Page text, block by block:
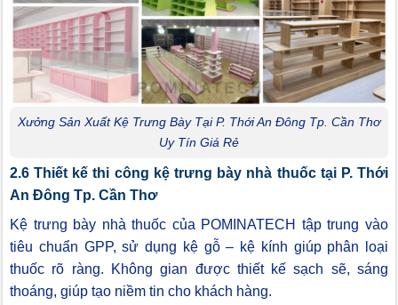
Xưởng Sản Xuất Kệ Trưng Bày Tại P. Thới An Đông Tp. Cần Thơ
Uy Tín Giá Rẻ
2.6 Thiết kế thi công kệ trưng bày nhà thuốc tại P. Thới
An Đông Tp. Cần Thơ
Kệ trưng bày nhà thuốc của POMINATECH tập trung vào
tiêu chuẩn GPP, sử dụng kệ gỗ – kệ kính giúp phân loại
thuốc rõ ràng. Không gian được thiết kế sạch sẽ, sáng
thoáng, giúp tạo niềm tin cho khách hàng.